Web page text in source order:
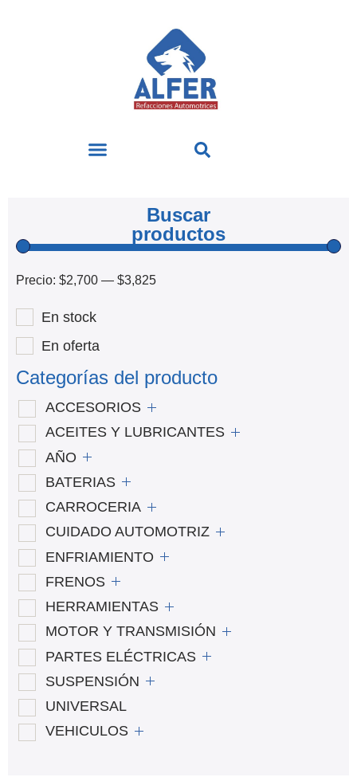
Buscar
productos
Precio: $2,700 — $3,825
En stock
En oferta
Categorías del producto
ACCESORIOS
ACEITES Y LUBRICANTES
AÑO
BATERIAS
CARROCERIA
CUIDADO AUTOMOTRIZ
ENFRIAMIENTO
FRENOS
HERRAMIENTAS
MOTOR Y TRANSMISIÓN
PARTES ELÉCTRICAS
SUSPENSIÓN
UNIVERSAL
VEHICULOS